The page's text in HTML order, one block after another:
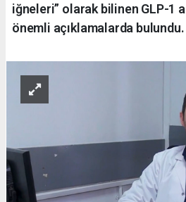
iğneleri” olarak bilinen GLP-1
önemli açıklamalarda bulundu.